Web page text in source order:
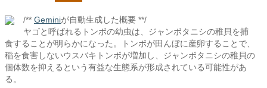
/** Geminiが自動生成した概要 **/
ヤゴと呼ばれるトンボの幼虫は、ジャンボタニシの稚貝を捕
食することが明らかになった。トンボが田んぼに産卵することで、
稲を食害しないウスバキトンボが増加し、ジャンボタニシの稚貝の
個体数を抑えるという有益な生態系が形成されている可能性があ
る。